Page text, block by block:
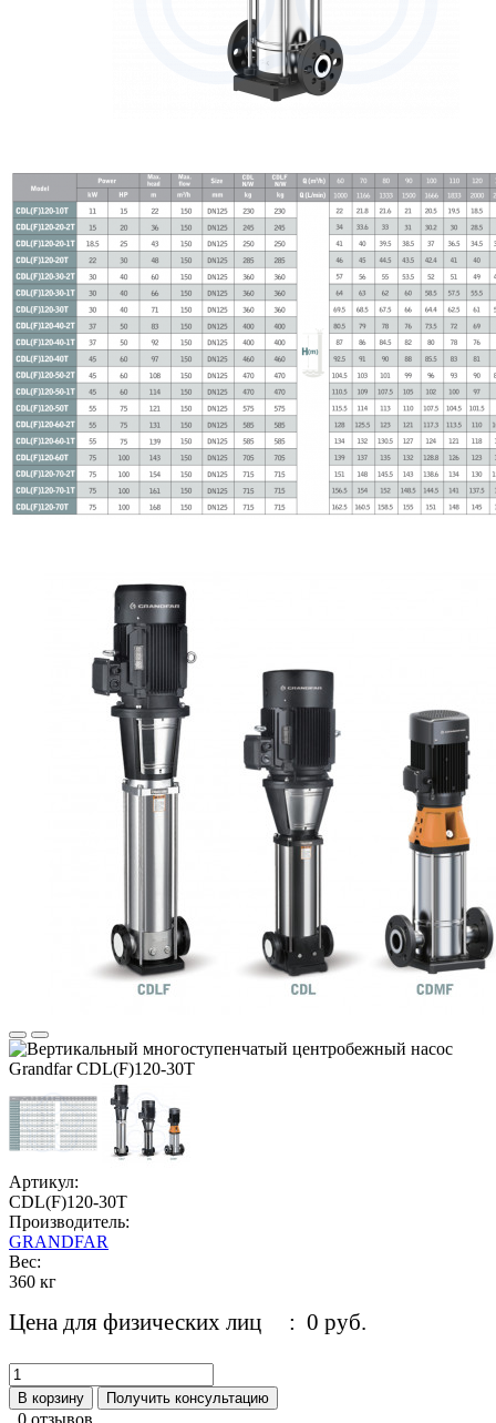
Артикул:
CDL(F)120-30T
Производитель:
GRANDFAR
Вес:
360 кг
Цена для физических лиц : 0 руб.
В корзину Получить консультацию
0 отзывов